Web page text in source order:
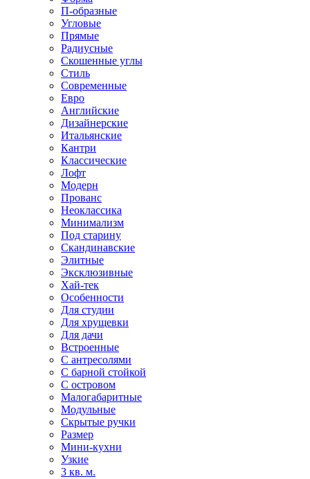
П-образные
Угловые
Прямые
Радиусные
Скошенные углы
Стиль
Современные
Евро
Английские
Дизайнерские
Итальянские
Кантри
Классические
Лофт
Модерн
Прованс
Неоклассика
Минимализм
Под старину
Скандинавские
Элитные
Эксклюзивные
Хай-тек
Особенности
Для студии
Для хрущевки
Для дачи
Встроенные
С антресолями
С барной стойкой
С островом
Малогабаритные
Модульные
Скрытые ручки
Размер
Мини-кухни
Узкие
3 кв. м.